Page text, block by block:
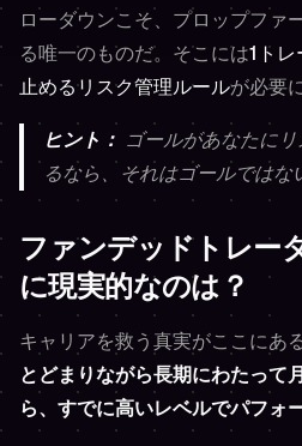
ローダウンこそ、プロップファ
る唯一のものだ。そこには1トレ
止めるリスク管理ルールが必要
ヒント： ゴールがあなたに
るなら、それはゴールではな
ファンデッドトレー
に現実的なのは？
キャリアを救う真実がここにあ
とどまりながら長期にわたって
ら、すでに高いレベルでパフォ